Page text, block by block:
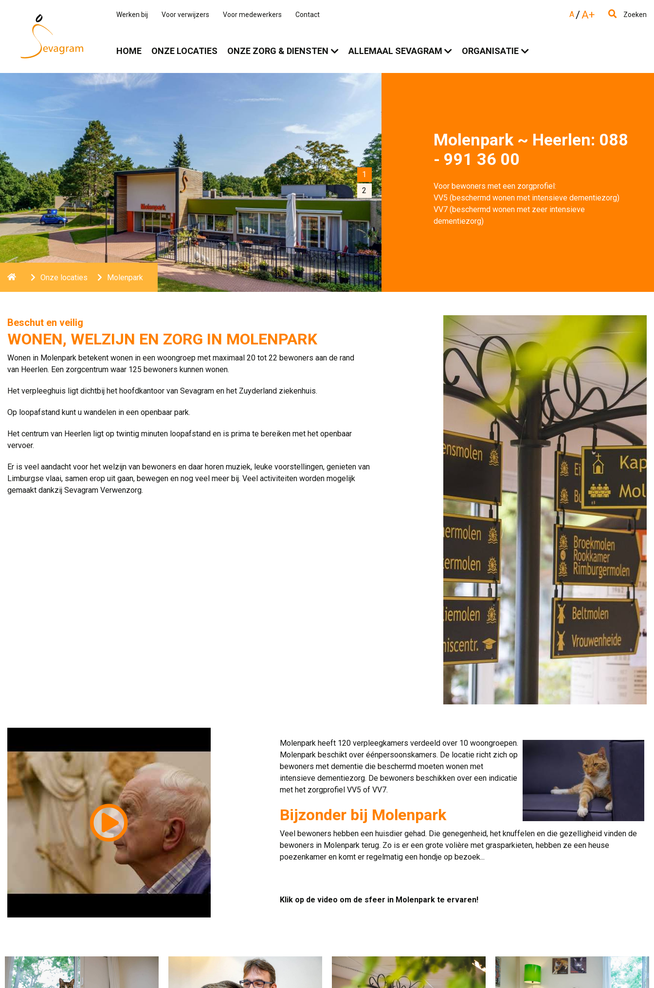
Werken bij Voor verwijzers Voor medewerkers Contact A /A+ Zoeken
HOME ONZE LOCATIES ONZE ZORG & DIENSTEN ALLEMAAL SEVAGRAM ORGANISATIE
Molenpark ~ Heerlen: 088
- 991 36 00
Voor bewoners met een zorgprofiel:
VV5 (beschermd wonen met intensieve dementiezorg)
VV7 (beschermd wonen met zeer intensieve
dementiezorg)
1
2
Home Onze locaties Molenpark
Beschut en veilig
WONEN, WELZIJN EN ZORG IN MOLENPARK
Wonen in Molenpark betekent wonen in een woongroep met maximaal 20 tot 22 bewoners aan de rand
van Heerlen. Een zorgcentrum waar 125 bewoners kunnen wonen.
Het verpleeghuis ligt dichtbij het hoofdkantoor van Sevagram en het Zuyderland ziekenhuis.
Op loopafstand kunt u wandelen in een openbaar park.
Het centrum van Heerlen ligt op twintig minuten loopafstand en is prima te bereiken met het openbaar
vervoer.
Er is veel aandacht voor het welzijn van bewoners en daar horen muziek, leuke voorstellingen, genieten van
Limburgse vlaai, samen erop uit gaan, bewegen en nog veel meer bij. Veel activiteiten worden mogelijk
gemaakt dankzij Sevagram Verwenzorg.
Molenpark heeft 120 verpleegkamers verdeeld over 10 woongroepen.
Molenpark beschikt over éénpersoonskamers. De locatie richt zich op
bewoners met dementie die beschermd moeten wonen met
intensieve dementiezorg. De bewoners beschikken over een indicatie
met het zorgprofiel VV5 of VV7.
Bijzonder bij Molenpark
Veel bewoners hebben een huisdier gehad. Die genegenheid, het knuffelen en die gezelligheid vinden de
bewoners in Molenpark terug. Zo is er een grote volière met grasparkieten, hebben ze een heuse
poezenkamer en komt er regelmatig een hondje op bezoek...
Klik op de video om de sfeer in Molenpark te ervaren!